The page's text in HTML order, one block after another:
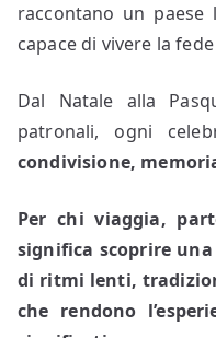
raccontano un
capace di vivere la
Dal Natale alla
patronali, ogni
condivisione,
Per chi viaggia,
significa scoprire
di ritmi lenti,
che rendono